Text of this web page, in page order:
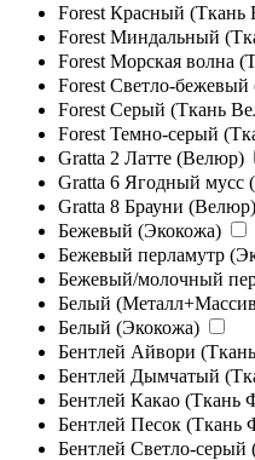
Forest Красный (Ткань
Forest Миндальный
Forest Морская волна
Forest Светло-
Forest Серый (Ткань
Forest Темно-серый
Gratta 2 Латте (Велюр)
Gratta 6 Ягодный мусс
Gratta 8 Брауни (Велюр)
Бежевый (Экокожа)
Бежевый перламутр
Бежевый/молочный
Белый
Белый (Экокожа)
Бентлей Айвори
Бентлей Дымчатый
Бентлей Какао (Ткань
Бентлей Песок (Ткань
Бентлей Светло-серый